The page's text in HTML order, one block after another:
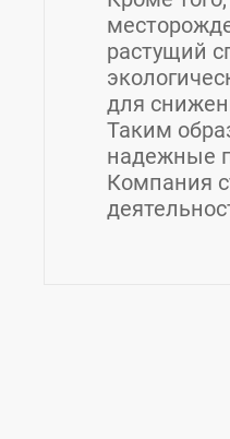
растущий
для
Таким
надежные
Компания